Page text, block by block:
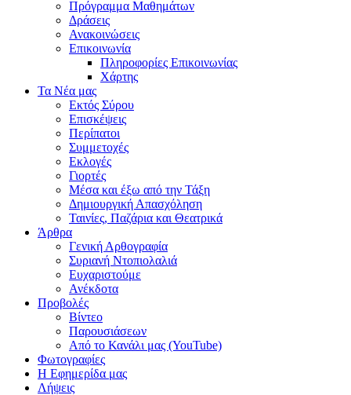
Πρόγραμμα Μαθημάτων
Δράσεις
Ανακοινώσεις
Επικοινωνία
Πληροφορίες Επικοινωνίας
Χάρτης
Τα Νέα μας
Εκτός Σύρου
Επισκέψεις
Περίπατοι
Συμμετοχές
Εκλογές
Γιορτές
Μέσα και έξω από την Τάξη
Δημιουργική Απασχόληση
Ταινίες, Παζάρια και Θεατρικά
Άρθρα
Γενική Αρθογραφία
Συριανή Ντοπιολαλιά
Ευχαριστούμε
Ανέκδοτα
Προβολές
Βίντεο
Παρουσιάσεων
Από το Κανάλι μας (YouTube)
Φωτογραφίες
Η Εφημερίδα μας
Λήψεις